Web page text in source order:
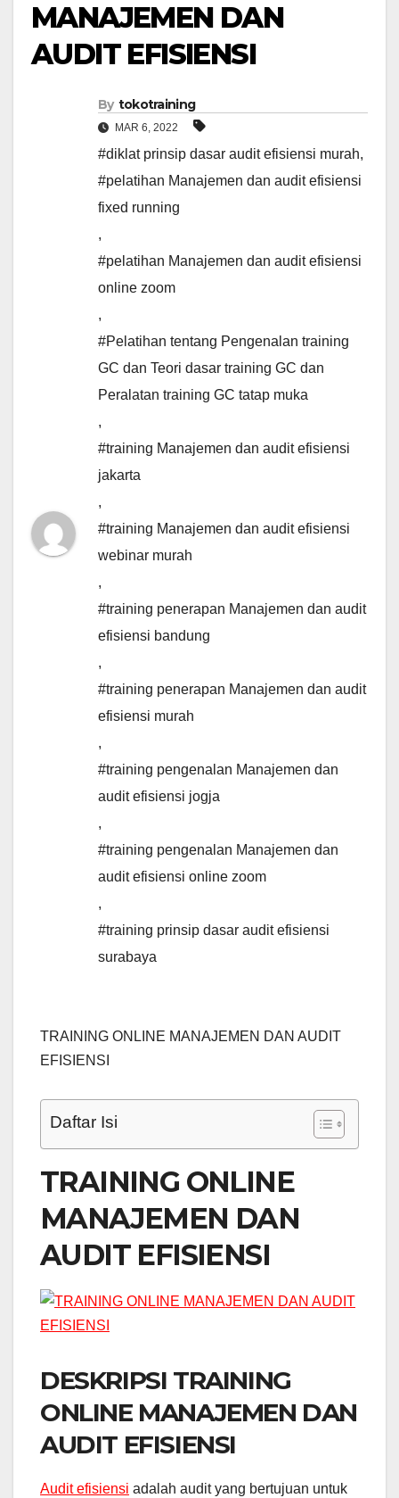
MANAJEMEN DAN
AUDIT EFISIENSI
By tokotraining
MAR 6, 2022
#diklat prinsip dasar audit efisiensi murah,
#pelatihan Manajemen dan audit efisiensi
fixed running
,
#pelatihan Manajemen dan audit efisiensi
online zoom
,
#Pelatihan tentang Pengenalan training
GC dan Teori dasar training GC dan
Peralatan training GC tatap muka
,
#training Manajemen dan audit efisiensi
jakarta
,
#training Manajemen dan audit efisiensi
webinar murah
,
#training penerapan Manajemen dan audit
efisiensi bandung
,
#training penerapan Manajemen dan audit
efisiensi murah
,
#training pengenalan Manajemen dan
audit efisiensi jogja
,
#training pengenalan Manajemen dan
audit efisiensi online zoom
,
#training prinsip dasar audit efisiensi
surabaya
TRAINING ONLINE MANAJEMEN DAN AUDIT
EFISIENSI
Daftar Isi
TRAINING ONLINE
MANAJEMEN DAN
AUDIT EFISIENSI
DESKRIPSI TRAINING
ONLINE MANAJEMEN DAN
AUDIT EFISIENSI
Audit efisiensi adalah audit yang bertujuan untuk